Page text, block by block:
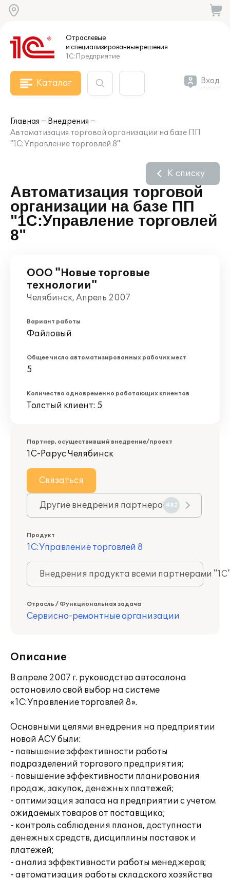
Отраслевые
и специализированныерешения
1С:Предприятие
Каталог Вход
Главная
Внедрения
Автоматизация торговой организации на базе ПП
"1С:Управление торговлей 8"
Автоматизация торговой
организации на базе ПП
"1С:Управление торговлей
8"
К списку
ООО "Новые торговые
технологии"
Челябинск, Апрель 2007
Вариант работы
Файловый
Общее число автоматизированных рабочих мест
5
Количество одновременно работающих клиентов
Толстый клиент: 5
Партнер, осуществивший внедрение/проект
1С-Рарус Челябинск
Связаться
Другие внедрения партнера 482
Продукт
1С:Управление торговлей 8
Внедрения продукта всеми партнерами
Отрасль / Функциональная задача
Сервисно-ремонтные организации
Описание
В апреле 2007 г. руководство автосалона
остановило свой выбор на системе
«1С:Управление торговлей 8».
Основными целями внедрения на предприятии
новой АСУ были:
- повышение эффективности работы
подразделений торгового предприятия;
- повышение эффективности планирования
продаж, закупок, денежных платежей;
- оптимизация запаса на предприятии с учетом
ожидаемых товаров от поставщика;
- контроль соблюдения планов, доступности
денежных средств, дисциплины поставок и
платежей;
- анализ эффективности работы менеджеров;
- автоматизация работы складского хозяйства